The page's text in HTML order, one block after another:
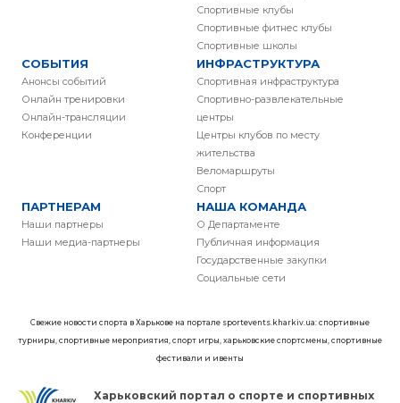
Спортивные клубы
Спортивные фитнес клубы
Спортивные школы
СОБЫТИЯ
Анонсы событий
Онлайн тренировки
Онлайн-трансляции
Конференции
ИНФРАСТРУКТУРА
Спортивная инфраструктура
Спортивно-развлекательные
центры
Центры клубов по месту
жительства
Веломаршруты
Спорт
ПАРТНЕРАМ
Наши партнеры
Наши медиа-партнеры
НАША КОМАНДА
О Департаменте
Публичная информация
Государственные закупки
Социальные сети
Свежие новости спорта в Харькове на портале sportevents.kharkiv.ua: спортивные
турниры, спортивные мероприятия, спорт игры, харьковские спортсмены, спортивные
фестивали и ивенты
Харьковский портал о спорте и спортивных